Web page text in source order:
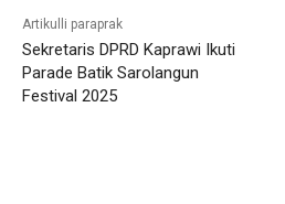
Artikulli paraprak
Sekretaris DPRD Kaprawi Ikuti
Parade Batik Sarolangun
Festival 2025